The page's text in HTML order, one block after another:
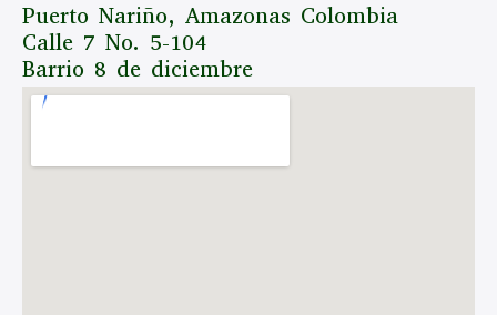
Puerto Nariño, Amazonas Colombia
Calle 7 No. 5-104
Barrio 8 de diciembre